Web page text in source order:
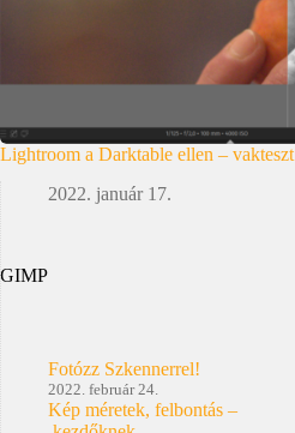
Lightroom a Darktable ellen – vakteszt
2022. január 17.
GIMP
Fotózz Szkennerrel!
2022. február 24.
Kép méretek, felbontás –